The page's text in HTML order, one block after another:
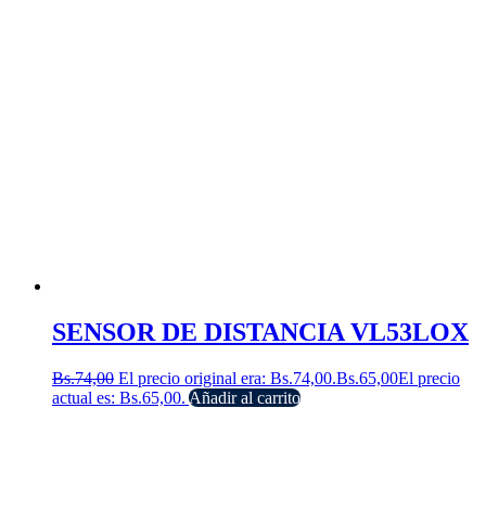
SENSOR DE DISTANCIA VL53LOX
Bs.74,00 El precio original era: Bs.74,00.Bs.65,00El precio
actual es: Bs.65,00. Añadir al carrito